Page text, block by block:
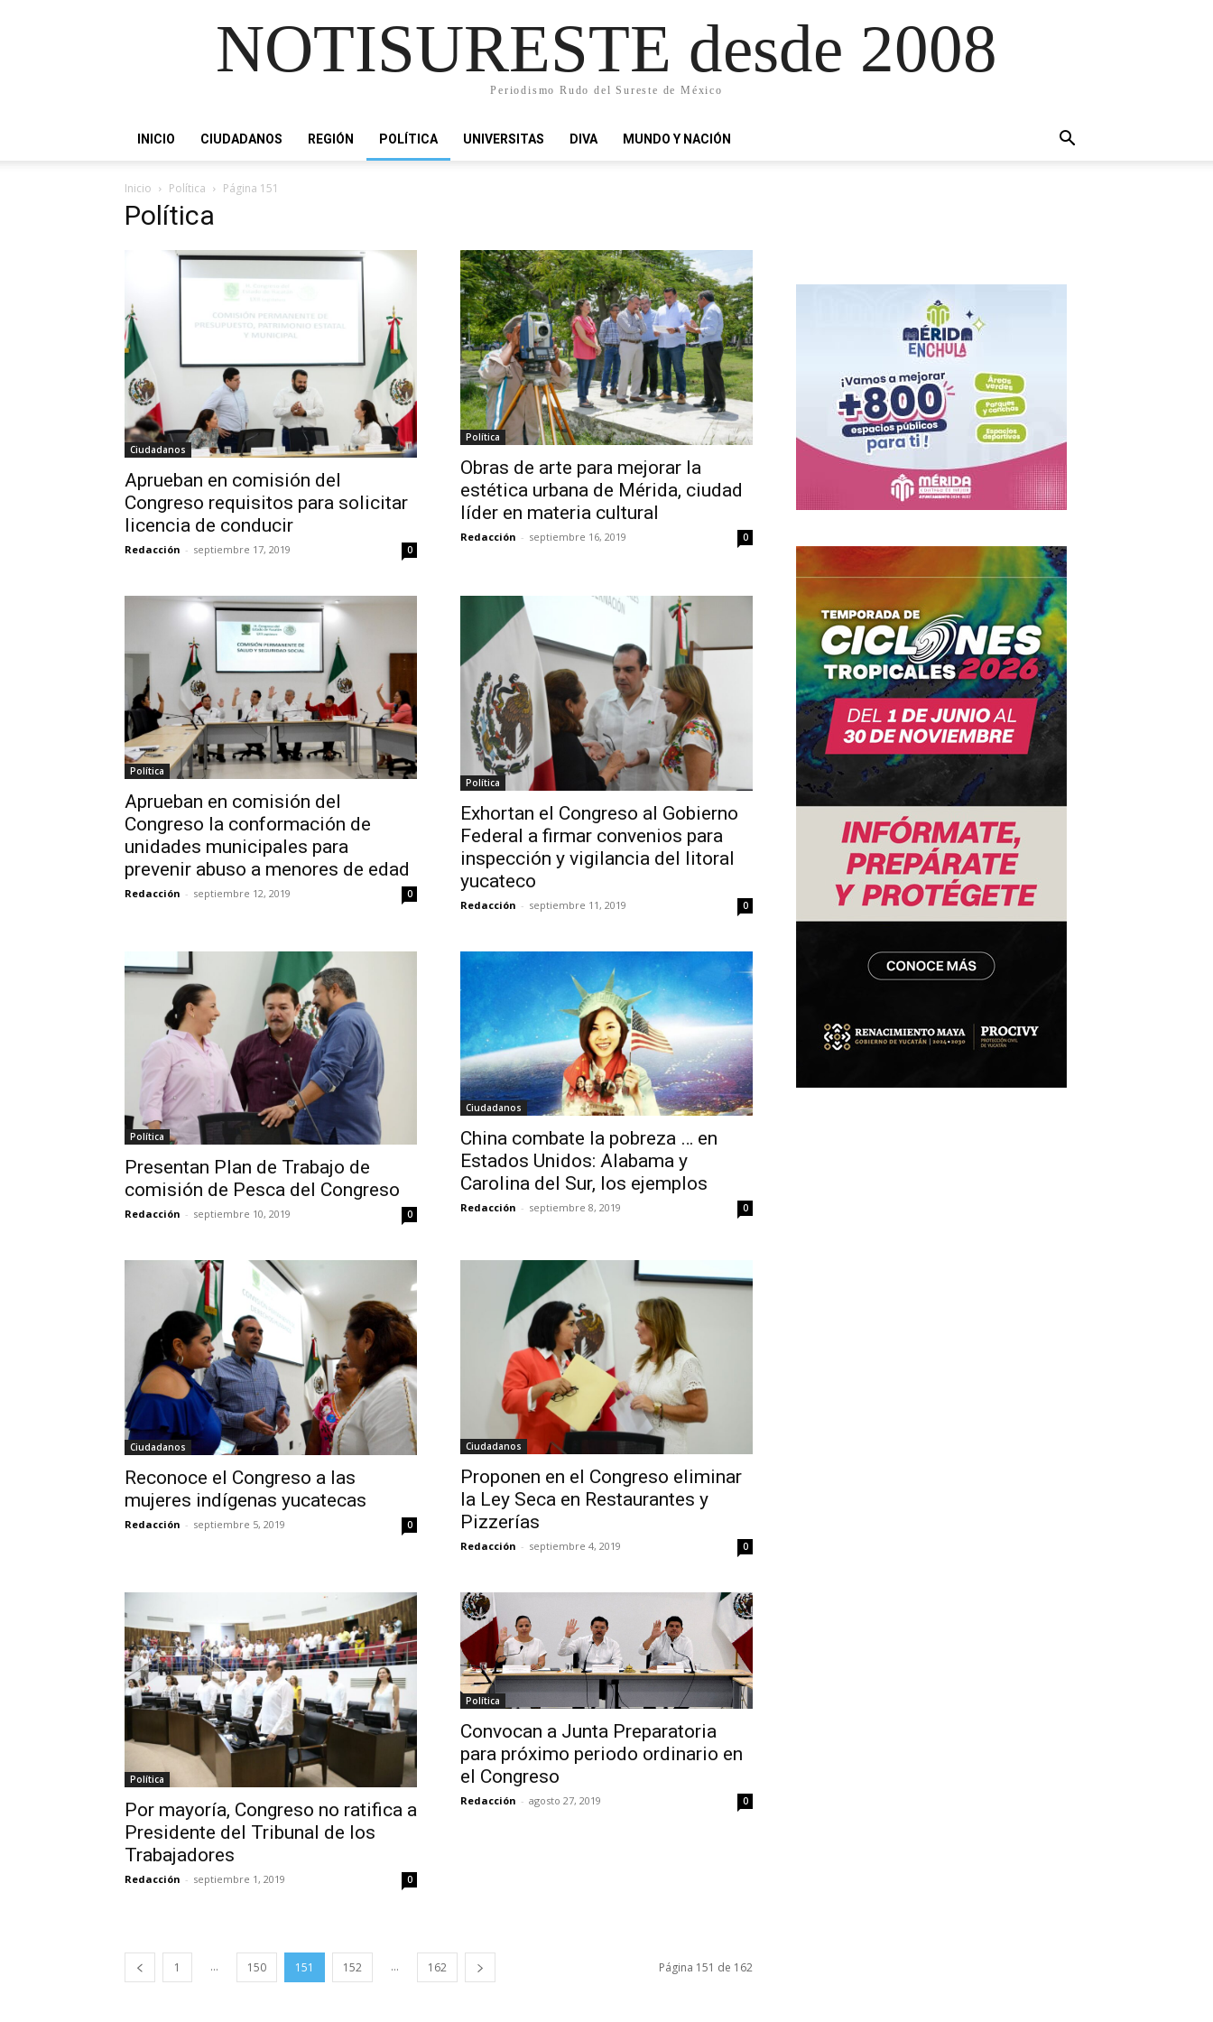
NOTISURESTE desde 2008
Periodismo Rudo del Sureste de México
INICIO CIUDADANOS REGIÓN POLÍTICA UNIVERSITAS DIVA MUNDO Y NACIÓN
Inicio Política Página 151
Política
Ciudadanos
Aprueban en comisión del
Congreso requisitos para solicitar
licencia de conducir
Redacción - septiembre 17, 2019 0
Política
Obras de arte para mejorar la
estética urbana de Mérida, ciudad
líder en materia cultural
Redacción - septiembre 16, 2019 0
Política
Aprueban en comisión del
Congreso la conformación de
unidades municipales para
prevenir abuso a menores de edad
Redacción - septiembre 12, 2019 0
Política
Exhortan el Congreso al Gobierno
Federal a firmar convenios para
inspección y vigilancia del litoral
yucateco
Redacción - septiembre 11, 2019 0
Política
Presentan Plan de Trabajo de
comisión de Pesca del Congreso
Redacción - septiembre 10, 2019 0
Ciudadanos
China combate la pobreza … en
Estados Unidos: Alabama y
Carolina del Sur, los ejemplos
Redacción - septiembre 8, 2019 0
Ciudadanos
Reconoce el Congreso a las
mujeres indígenas yucatecas
Redacción - septiembre 5, 2019 0
Ciudadanos
Proponen en el Congreso eliminar
la Ley Seca en Restaurantes y
Pizzerías
Redacción - septiembre 4, 2019 0
Política
Por mayoría, Congreso no ratifica a
Presidente del Tribunal de los
Trabajadores
Redacción - septiembre 1, 2019 0
Política
Convocan a Junta Preparatoria
para próximo periodo ordinario en
el Congreso
Redacción - agosto 27, 2019 0
1 ... 150 151 152 ... 162 Página 151 de 162